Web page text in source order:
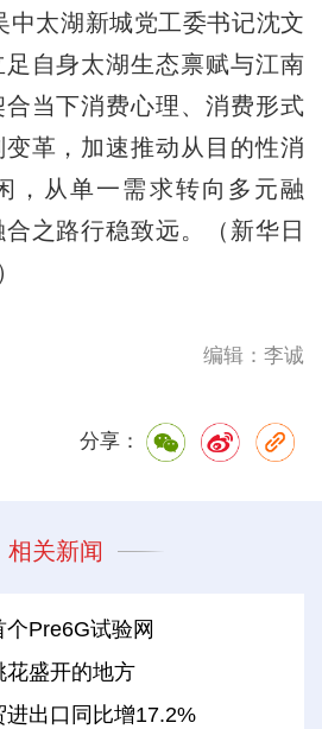
中太湖新城党工委书记沈文
自身太湖生态禀赋与江南
当下消费心理、消费形式
革，加速推动从目的性消
，从单一需求转向多元融
之路行稳致远。（新华日
编辑：李诚
分享：
相关新闻
Pre6G试验网
花盛开的地方
出口同比增17.2%